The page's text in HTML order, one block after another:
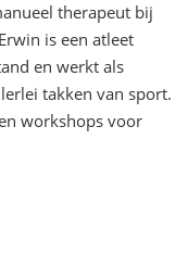
therapeut bij
is een atleet
en werkt als
takken van sport.
workshops voor